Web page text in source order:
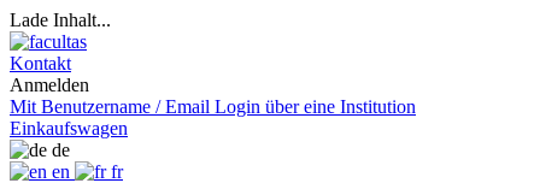
Lade Inhalt...
Kontakt
Anmelden
Mit Benutzername / Email Login über eine Institution
Einkaufswagen
de
en
fr